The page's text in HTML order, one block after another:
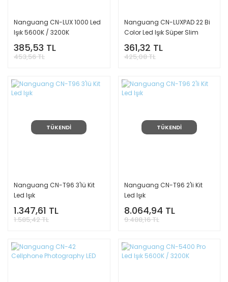
Nanguang CN-LUX 1000 Led
Işık 5600K / 3200K
385,53 TL
453,56 TL
Nanguang CN-LUXPAD 22 Bi
Color Led Işık Süper Slim
361,32 TL
425,08 TL
TÜKENDİ
Nanguang CN-T96 3'lü Kit
Led Işık
1.347,61 TL
1.585,42 TL
TÜKENDİ
Nanguang CN-T96 2'li Kit
Led Işık
8.064,94 TL
9.488,16 TL